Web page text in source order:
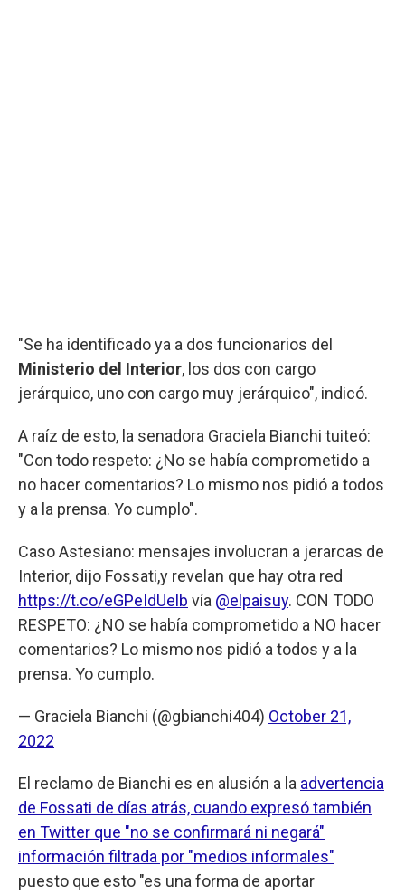
"Se ha identificado ya a dos funcionarios del
Ministerio del Interior, los dos con cargo
jerárquico, uno con cargo muy jerárquico", indicó.
A raíz de esto, la senadora Graciela Bianchi tuiteó:
"Con todo respeto: ¿No se había comprometido a
no hacer comentarios? Lo mismo nos pidió a todos
y a la prensa. Yo cumplo".
Caso Astesiano: mensajes involucran a jerarcas de
Interior, dijo Fossati,y revelan que hay otra red
https://t.co/eGPeIdUelb vía @elpaisuy. CON TODO
RESPETO: ¿NO se había comprometido a NO hacer
comentarios? Lo mismo nos pidió a todos y a la
prensa. Yo cumplo.
— Graciela Bianchi (@gbianchi404) October 21,
2022
El reclamo de Bianchi es en alusión a la advertencia
de Fossati de días atrás, cuando expresó también
en Twitter que "no se confirmará ni negará"
información filtrada por "medios informales"
puesto que esto "es una forma de aportar